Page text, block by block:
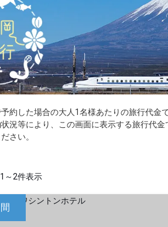
約した場合の大人1名様あたりの旅行代
況等により、この画面に表示する旅行代
さい。
1～2件表示